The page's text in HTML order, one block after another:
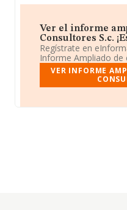
Ver el informe
Consultores S.c.
Regístrate en
Informe Ampliado de
VER INFORME